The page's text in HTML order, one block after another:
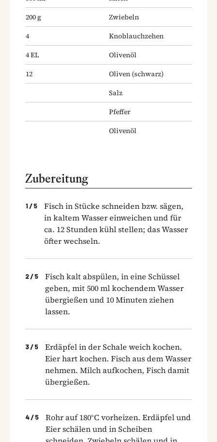
200g
Zwiebeln
4
Knoblauchzehen
4EL
Olivenöl
12
Oliven (schwarz)
Salz
Pfeffer
Olivenöl
Zubereitung
1 / 5
Fisch in Stücke schneiden bzw. sägen,
in kaltem Wasser einweichen und für
ca. 12 Stunden kühl stellen; das Wasser
öfter wechseln.
2 / 5
Fisch kalt abspülen, in eine Schüssel
geben, mit 500 ml kochendem Wasser
übergießen und 10 Minuten ziehen
lassen.
3 / 5
Erdäpfel in der Schale weich kochen.
Eier hart kochen. Fisch aus dem Wasser
nehmen. Milch aufkochen, Fisch damit
übergießen.
4 / 5
Rohr auf 180°C vorheizen. Erdäpfel und
Eier schälen und in Scheiben